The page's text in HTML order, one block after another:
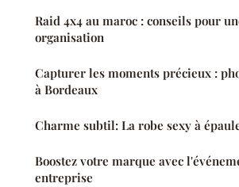
Raid 4x4 au maroc : conseils pour
organisation
Capturer les moments précieux :
à Bordeaux
Charme subtil: La robe sexy à
Boostez votre marque avec
entreprise